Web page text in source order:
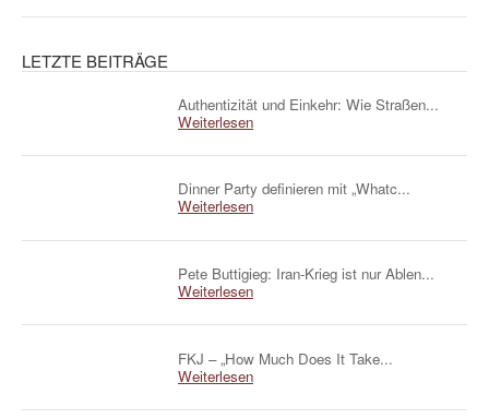
LETZTE BEITRÄGE
Authentizität und Einkehr: Wie Straßen...
Weiterlesen
Dinner Party definieren mit „Whatc...
Weiterlesen
Pete Buttigieg: Iran-Krieg ist nur Ablen...
Weiterlesen
FKJ – „How Much Does It Take...
Weiterlesen